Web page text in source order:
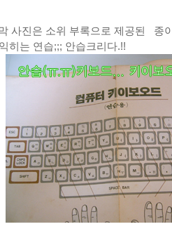
사진은 소위 부록으로 제공된 종
히는 연습;;; 안습크리다.!!